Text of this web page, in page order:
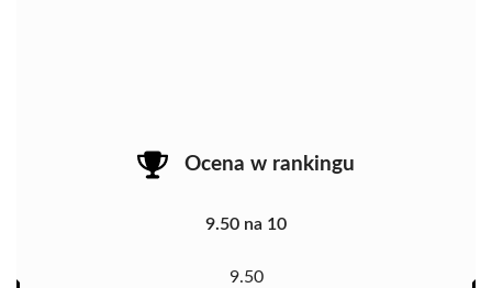
Ocena w rankingu
9.50 na 10
9.50